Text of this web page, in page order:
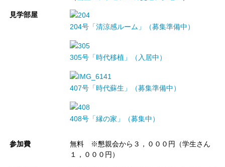
見学部屋
204号「清涼感ルーム」（募集準備中）
305号「時代移植」（入居中）
407号「時代蘇生」（募集準備中）
408号「縁の家」（募集中）
参加費
無料 ※懇親会から３，０００円（学生さん
１，０００円）